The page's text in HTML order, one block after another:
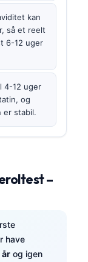
kan
så et reelt
6-12 uger
4-12 uger
og
er stabil.
–
have
år og igen